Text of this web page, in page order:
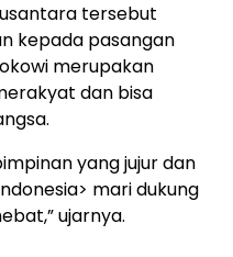
tersebut
kepada pasangan
merupakan
dan bisa
yang jujur dan
mari dukung
ujarnya.